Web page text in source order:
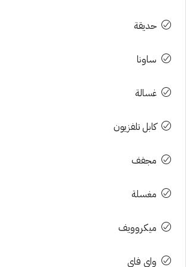
حديقة
ساونا
غسالة
كابل تلفزيون
مجفف
مغسلة
ميكروويف
واي فاي